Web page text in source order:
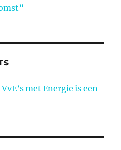
met Energie is een